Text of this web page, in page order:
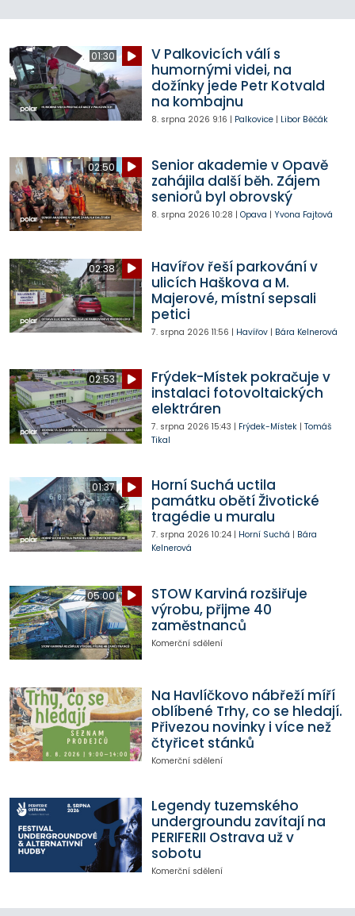
01:30
V Palkovicích válí s
humornými videi, na
dožínky jede Petr Kotvald
na kombajnu
8. srpna 2026 9:16 | Palkovice| Libor Běčák
02:50
Senior akademie v Opavě
zahájila další běh. Zájem
seniorů byl obrovský
8. srpna 2026 10:28 | Opava | Yvona Fajtová
02:38
Havířov řeší parkování v
ulicích Haškova a M.
Majerové, místní sepsali
petici
7. srpna 2026 11:56 | Havířov| Bára Kelnerová
02:53
Frýdek-Místek pokračuje v
instalaci fotovoltaických
elektráren
7. srpna 2026 15:43 | Frýdek-Místek| Tomáš
Tikal
01:37
Horní Suchá uctila
památku obětí Životické
tragédie u muralu
7. srpna 2026 10:24| Horní Suchá | Bára
Kelnerová
05:00
STOW Karviná rozšiřuje
výrobu, přijme 40
zaměstnanců
Komerční sdělení
Na Havlíčkovo nábřeží míří
oblíbené Trhy, co se hledají.
Přivezou novinky i více než
čtyřicet stánků
Komerční sdělení
Legendy tuzemského
undergroundu zavítají na
PERIFERII Ostrava už v
sobotu
Komerční sdělení